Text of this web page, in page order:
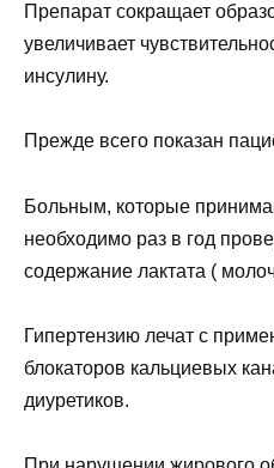
Препарат сокращает
увеличивает
инсулину.
Прежде всего показан
Больным, которые
необходимо раз в год
содержание лактата (
Гипертензию лечат с
блокаторов кальциевых
диуретиков.